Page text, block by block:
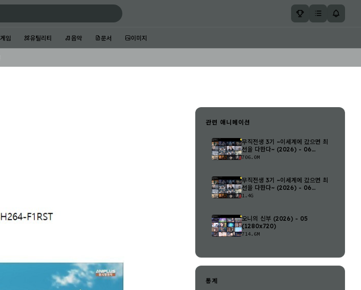
게임 유틸리티 음악 문서 이미지
관련 애니메이션
무직전생 3기 ~이세계에 갔으면 최
선을 다한다~ (2026) - 06
(1280..
706.0M
무직전생 3기 ~이세계에 갔으면 최
선을 다한다~ (2026) - 06
(1920..
1.4G
오니의 신부 (2026) - 05
(1280x720)
714.6M
통계